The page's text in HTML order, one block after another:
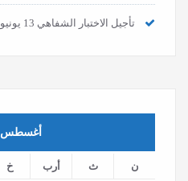
تأجيل الاختبار الشفاهي 13 يونيو 2026
أغسطس 2026
ن ث أرب خ